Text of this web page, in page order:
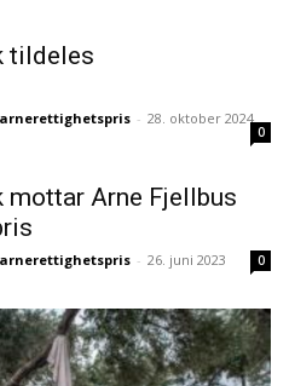
tildeles
- 28. oktober 2024
0
mottar Arne Fjellbus
- 26. juni 2023 0